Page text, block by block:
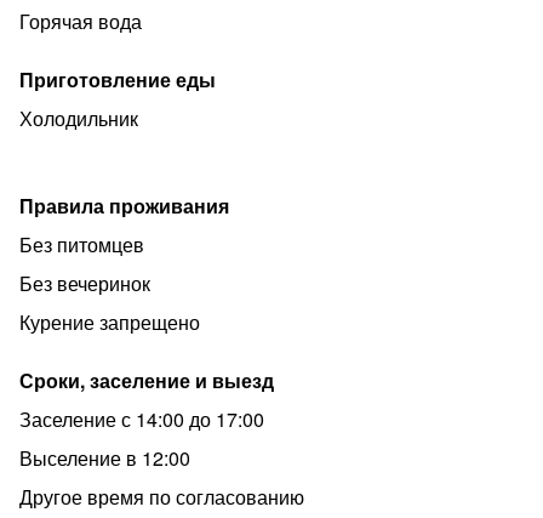
!!!! Заезд с 12:00 до 18:00 Выезд до 11:00, рассмотрим
Рядом находятся:
1. «Хинкали» кафе. Севастопольский просп., 6
3. «Столички» аптека. Нагорная ул., 12
4. «ВкусВилл» супермаркет. Нагорная ул., 21, корп. 1
5. «Пятерочка» супермаркет. Нагорная ул., 21, корп. 1
Горячая вода
Приготовление еды
Холодильник
Правила проживания
Без питомцев
Без вечеринок
Курение запрещено
Сроки, заселение и выезд
Заселение с 14:00 до 17:00
Выселение в 12:00
Другое время по согласованию